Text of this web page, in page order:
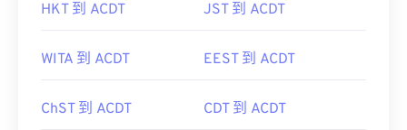
HKT 到 ACDT JST 到 ACDT
WITA 到 ACDT EEST 到 ACDT
ChST 到 ACDT CDT 到 ACDT